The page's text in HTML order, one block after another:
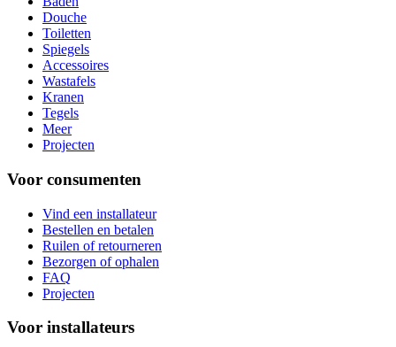
Douche
Toiletten
Spiegels
Accessoires
Wastafels
Kranen
Tegels
Meer
Projecten
Voor consumenten
Vind een installateur
Bestellen en betalen
Ruilen of retourneren
Bezorgen of ophalen
FAQ
Projecten
Voor installateurs